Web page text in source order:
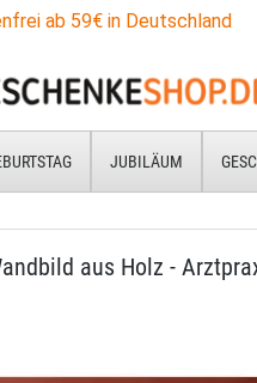
ab 59€ in Deutschland
JUBILÄUM
aus Holz -